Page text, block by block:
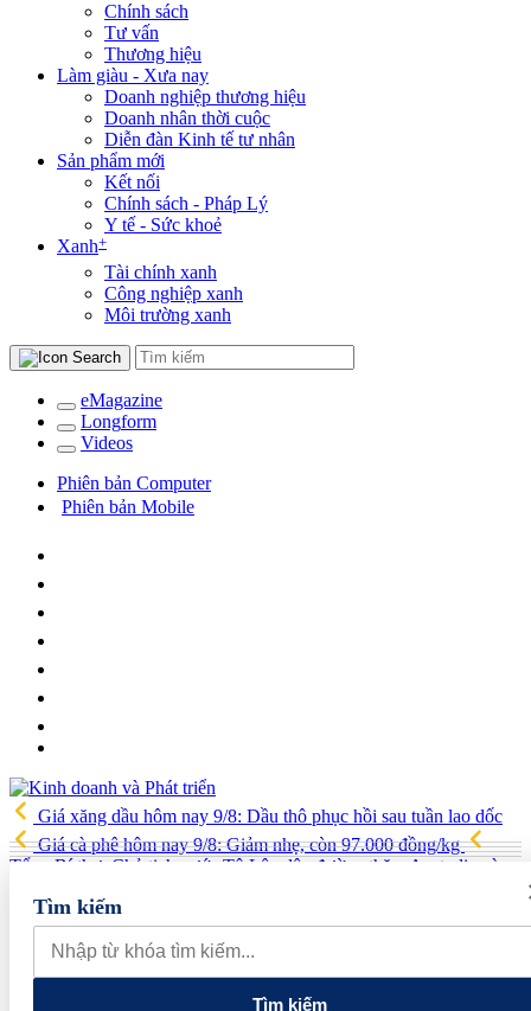
Chính sách
Tư vấn
Thương hiệu
Làm giàu - Xưa nay
Doanh nghiệp thương hiệu
Doanh nhân thời cuộc
Diễn đàn Kinh tế tư nhân
Sản phẩm mới
Kết nối
Chính sách - Pháp Lý
Y tế - Sức khoẻ
Xanh+
Tài chính xanh
Công nghiệp xanh
Môi trường xanh
eMagazine
Longform
Videos
Phiên bản Computer
Phiên bản Mobile
Giá xăng dầu hôm nay 9/8: Dầu thô phục hồi sau tuần lao dốc
Giá cà phê hôm nay 9/8: Giảm nhẹ, còn 97.000 đồng/kg
Tổng Bí thư, Chủ tịch nước Tô Lâm lên đường thăm Australia và
New Zealand
quan đến lĩnh vực tài chính, ngân hàng
Xử lý đến cùng các
vướng mắc, không đẩy doanh nghiệp đi vòng
Tìm kiếm
Tìm kiếm